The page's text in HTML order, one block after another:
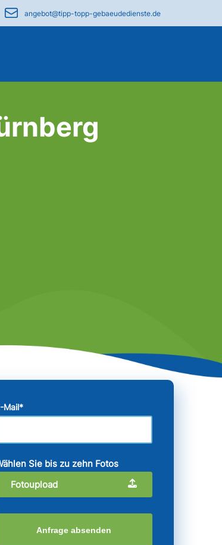
angebot@tipp-topp-gebaeudedienste.de
Mail*
Sie bis zu zehn Fotos
Fotoupload
Anfrage absenden